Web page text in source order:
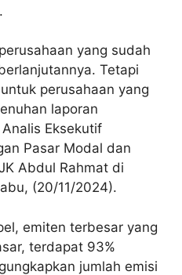
yang sudah
Tetapi
perusahaan yang
laporan
Eksekutif
Pasar Modal dan
Abdul Rahmat di
(20/11/2024).
emiten terbesar yang
terdapat 93%
jumlah emisi